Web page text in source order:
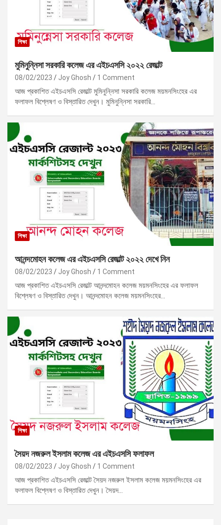
শিক্ষা
মুমিনুন্নিসা সরকারি কলেজ এর এইচএসসি ২০২২ রেজাল্ট
08/02/2023 Joy Ghosh 1 Comment
আজ প্রকাশিত এইচএসসি রেজাল্ট মুমিনুন্নিসা সরকারি কলেজ ময়মনসিংহের এর
ফলাফল বিশ্লেষণ ও বিস্তারিত দেখুন। মুমিনুন্নিসা সরকারি…
শিক্ষা
আনন্দমোহন কলেজ এর এইচএসসি রেজাল্ট ২০২২ দেখে নিন
08/02/2023 Joy Ghosh 1 Comment
আজ প্রকাশিত এইচএসসি রেজাল্ট আনন্দমোহন কলেজ ময়মনসিংহের এর ফলাফল
বিশ্লেষণ ও বিস্তারিত দেখুন। আনন্দমোহন কলেজ ময়মনসিংহের…
শিক্ষা
সৈয়দ নজরুল ইসলাম কলেজ এর এইচএসসি ফলাফল
08/02/2023 Joy Ghosh 1 Comment
আজ প্রকাশিত এইচএসসি রেজাল্ট সৈয়দ নজরুল ইসলাম কলেজ ময়মনসিংহের এর
ফলাফল বিশ্লেষণ ও বিস্তারিত দেখুন। সৈয়দ…